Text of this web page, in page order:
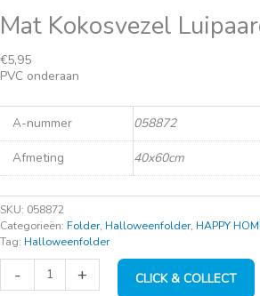
Mat Kokosvezel
€5,95
PVC onderaan
A-nummer 058872
Afmeting 40x60cm
SKU: 058872
Categorieën: Folder, Halloweenfolder, HAPPY
Tag: Halloweenfolder
-
Mat
Kokosvezel
+ CLICK & COLLECT